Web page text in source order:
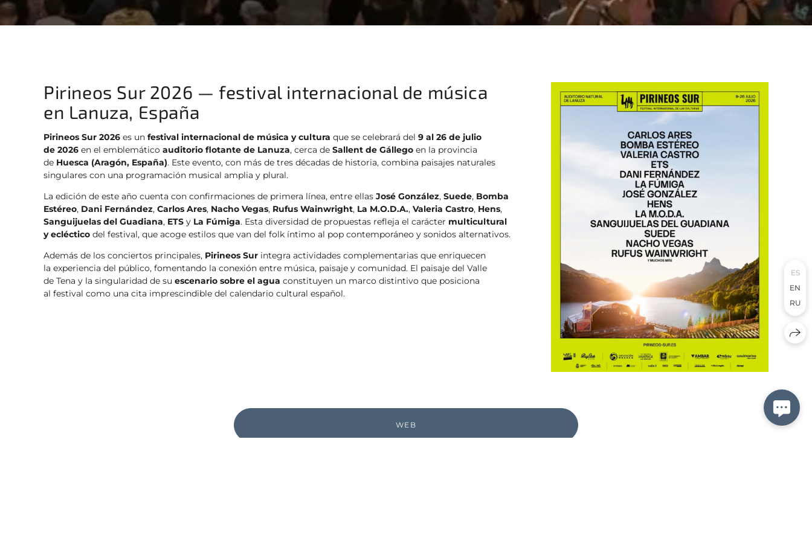
Pirineos Sur 2026 — festival internacional de música
en Lanuza, España
Pirineos Sur 2026 es un festival internacional de música y cultura que se celebrará del 9 al 26 de julio
de 2026 en el emblemático auditorio flotante de Lanuza, cerca de Sallent de Gállego en la provincia
de Huesca (Aragón, España). Este evento, con más de tres décadas de historia, combina paisajes naturales
singulares con una programación musical amplia y plural.
La edición de este año cuenta con confirmaciones de primera línea, entre ellas José González, Suede, Bomba
Estéreo, Dani Fernández, Carlos Ares, Nacho Vegas, Rufus Wainwright, La M.O.D.A., Valeria Castro, Hens,
Sanguijuelas del Guadiana, ETS y La Fúmiga. Esta diversidad de propuestas refleja el carácter multicultural
y ecléctico del festival, que acoge estilos que van del folk íntimo al pop contemporáneo y sonidos alternativos.
Además de los conciertos principales, Pirineos Sur integra actividades complementarias que enriquecen
la experiencia del público, fomentando la conexión entre música, paisaje y comunidad. El paisaje del Valle
de Tena y la singularidad de su escenario sobre el agua constituyen un marco distintivo que posiciona
al festival como una cita imprescindible del calendario cultural español.
WEB
ES
EN
RU